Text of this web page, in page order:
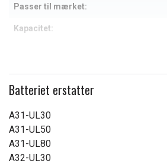
Passer til mærket:
Kapacitet:
Batteriet erstatter
A31-UL30
A31-UL50
A31-UL80
A32-UL30